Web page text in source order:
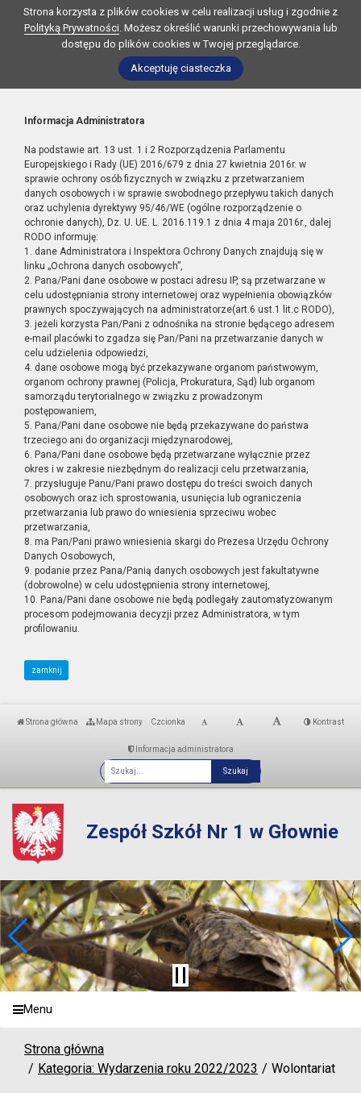
Strona korzysta z plików cookies w celu realizacji usług i zgodnie z
Polityką Prywatności. Możesz określić warunki przechowywania lub
dostępu do plików cookies w Twojej przeglądarce.
Akceptuję ciasteczka
Informacja Administratora
Na podstawie art. 13 ust. 1 i 2 Rozporządzenia Parlamentu
Europejskiego i Rady (UE) 2016/679 z dnia 27 kwietnia 2016r. w
sprawie ochrony osób fizycznych w związku z przetwarzaniem
danych osobowych i w sprawie swobodnego przepływu takich danych
oraz uchylenia dyrektywy 95/46/WE (ogólne rozporządzenie o
ochronie danych), Dz. U. UE. L. 2016.119.1 z dnia 4 maja 2016r., dalej
RODO informuję:
1. dane Administratora i Inspektora Ochrony Danych znajdują się w
linku „Ochrona danych osobowych”,
2. Pana/Pani dane osobowe w postaci adresu IP, są przetwarzane w
celu udostępniania strony internetowej oraz wypełnienia obowiązków
prawnych spoczywających na administratorze(art.6 ust.1 lit.c RODO),
3. jeżeli korzysta Pan/Pani z odnośnika na stronie będącego adresem
e-mail placówki to zgadza się Pan/Pani na przetwarzanie danych w
celu udzielenia odpowiedzi,
4. dane osobowe mogą być przekazywane organom państwowym,
organom ochrony prawnej (Policja, Prokuratura, Sąd) lub organom
samorządu terytorialnego w związku z prowadzonym
postępowaniem,
5. Pana/Pani dane osobowe nie będą przekazywane do państwa
trzeciego ani do organizacji międzynarodowej,
6. Pana/Pani dane osobowe będą przetwarzane wyłącznie przez
okres i w zakresie niezbędnym do realizacji celu przetwarzania,
7. przysługuje Panu/Pani prawo dostępu do treści swoich danych
osobowych oraz ich sprostowania, usunięcia lub ograniczenia
przetwarzania lub prawo do wniesienia sprzeciwu wobec
przetwarzania,
8. ma Pan/Pani prawo wniesienia skargi do Prezesa Urzędu Ochrony
Danych Osobowych,
9. podanie przez Pana/Panią danych osobowych jest fakultatywne
(dobrowolne) w celu udostępnienia strony internetowej,
10. Pana/Pani dane osobowe nie będą podlegały zautomatyzowanym
procesom podejmowania decyzji przez Administratora, w tym
profilowaniu.
zamknij
Strona główna Mapa strony Czcionka Kontrast
Informacja administratora
Fraza
Zespół Szkół Nr 1 w Głownie
Menu
Strona główna
Kategoria: Wydarzenia roku 2022/2023
Wolontariat